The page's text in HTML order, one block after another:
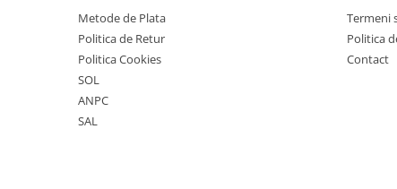
Metode de Plata
Politica de Retur
Politica Cookies
SOL
ANPC
SAL
Termeni
Politica
Contact